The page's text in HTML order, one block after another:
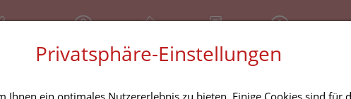
Geschlossen Über uns Rezept-Anfrage
Privatsphäre-Einstellungen
Ihnen ein optimales Nutzererlebnis zu bieten. Einige Cookies sind für